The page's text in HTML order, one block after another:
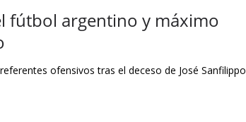
fútbol argentino y máximo
ofensivos tras el deceso de José Sanfilippo